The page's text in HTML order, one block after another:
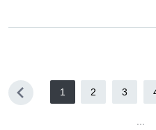
1 2 3